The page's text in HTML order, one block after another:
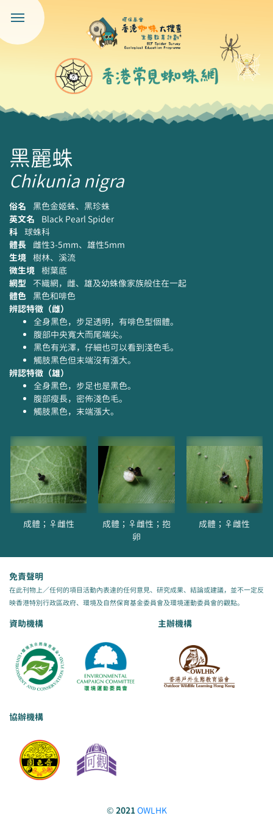
黑麗蛛
Chikunia nigra
俗名
黑色金姬蛛、黑珍蛛
英文名
Black Pearl Spider
科 球蛛科
體長 雌性3-5mm、雄性5mm
生境 樹林、溪流
微生境 樹葉底
網型
不織網，雌、雄及幼蛛像家族般住在一起
體色
黑色和啡色
辨認特徵（雌）
全身黑色，步足透明，有啡色型個體。
腹部中央寬大而尾端尖。
黑色有光澤，仔細也可以看到淺色毛。
觸肢黑色但末端沒有漲大。
辨認特徵（雄）
全身黑色，步足也是黑色。
腹部瘦長，密佈淺色毛。
觸肢黑色，末端漲大。
成體；♀雌性
成體；♀雌性；抱
卵
成體；♀雌性
免責聲明
在此刊物上／任何的項目活動內表達的任何意見、研究成果、結論或建議，並不一定反
映香港特別行政區政府、環境及自然保育基金委員會及環境運動委員會的觀點。
資助機構 主辦機構
協辦機構
© 2021OWLHK